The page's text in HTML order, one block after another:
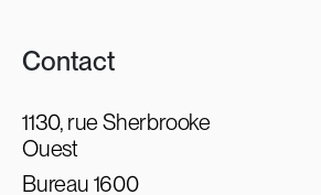
Contact
1130, rue Sherbrooke
Ouest
Bureau 1600